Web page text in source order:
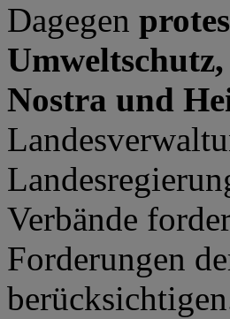
Dagegen
Nostra und
Verbände
Forderungen